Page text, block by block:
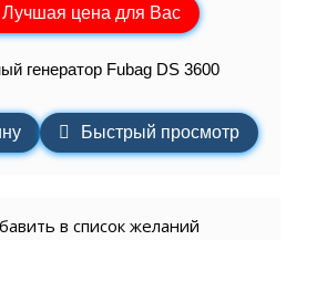
Лучшая цена для Вас
генератор Fubag DS 3600
Быстрый просмотр
в список желаний